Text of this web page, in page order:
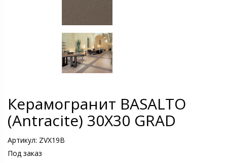
Керамогранит BASALTO
(Antracite) 30X30 GRAD
Артикул: ZVX19B
Под заказ